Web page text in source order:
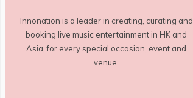
Innonation is a leader in creating, curating and
booking live music entertainment in HK and
Asia, for every special occasion, event and
venue.